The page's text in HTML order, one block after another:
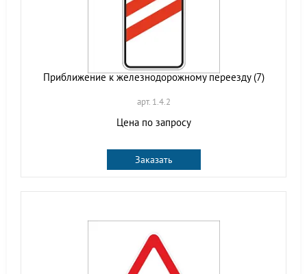
Приближение к железнодорожному переезду (7)
арт. 1.4.2
Цена по запросу
Заказать